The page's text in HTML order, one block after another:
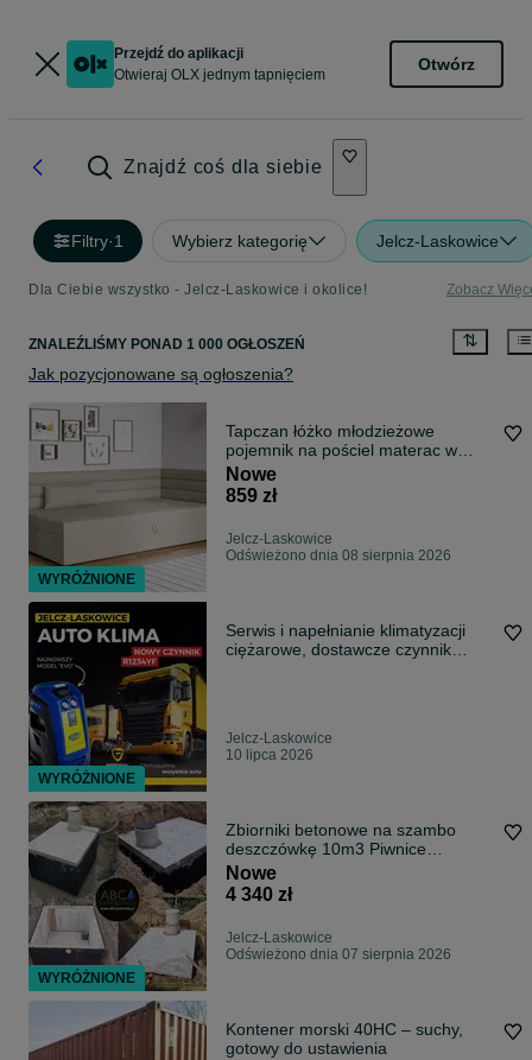
Przejdź do aplikacji
Otwieraj OLX jednym tapnięciem
Otwórz
Znajdź coś dla siebie
Filtry·1 Wybierz kategorię Jelcz-Laskowice
Dla Ciebie wszystko - Jelcz-Laskowice i okolice! Zobacz
ZNALEŹLIŚMY PONAD 1 000 OGŁOSZEŃ
Jak pozycjonowane są ogłoszenia?
Tapczan łóżko młodzieżowe
pojemnik na pościel materac w
cenie !
Nowe
859 zł
Jelcz-Laskowice
Odświeżono dnia 08 sierpnia 2026
Serwis i napełnianie klimatyzacji
ciężarowe, dostawcze czynnik
Jelcz-Laskowice
10 lipca 2026
Zbiorniki betonowe na szambo
deszczówkę 10m3 Piwnice
betonowe kanały
Nowe
4 340 zł
Jelcz-Laskowice
Odświeżono dnia 07 sierpnia 2026
Kontener morski 40HC – suchy,
gotowy do ustawienia
WYRÓŻNIONE
WYRÓŻNIONE
WYRÓŻNIONE